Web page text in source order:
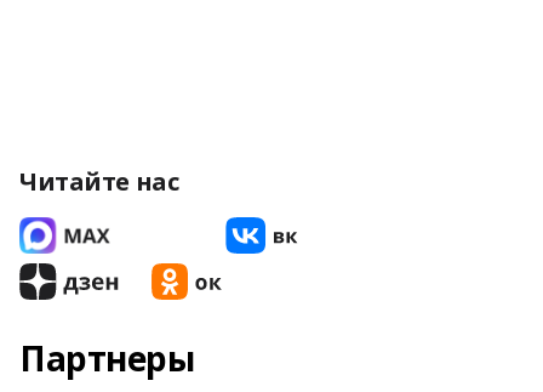
Читайте нас
Партнеры